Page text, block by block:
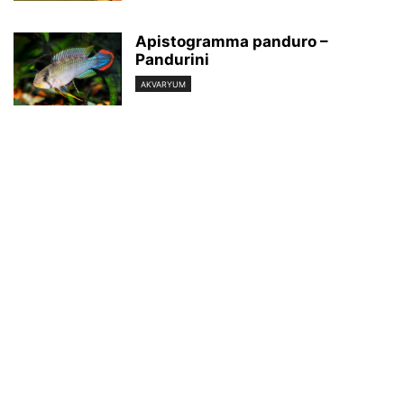
Apistogramma panduro –
Pandurini
AKVARYUM